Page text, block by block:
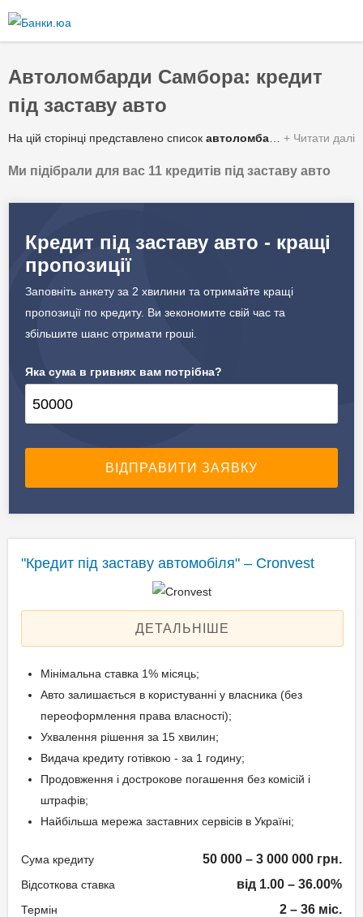
основного
Автоломбарди Самбора: кредит
під заставу авто
На цій сторінці представлено список автоломбардів Самбора з
Зведена таблиця умов за якими можна отримати гроші під заставу автомобіля або спецтехніки від автоломбардів у Самборі:
✔️ Процентна ставка
✔️ Строк кредитування 1 - 5 років
Читати далі
Ми підібрали для вас 11 кредитів під заставу авто
Кредит під заставу авто - кращі
пропозиції
Заповніть анкету за 2 хвилини та отримайте кращі
пропозиції по кредиту. Ви зекономите свій час та
збільшите шанс отримати гроші.
Яка сума в гривнях вам потрібна?
"Кредит під заставу автомобіля" – Cronvest
ДЕТАЛЬНІШЕ
Мінімальна ставка 1% місяць;
Авто залишається в користуванні у власника (без
переоформлення права власності);
Ухвалення рішення за 15 хвилин;
Видача кредиту готівкою - за 1 годину;
Продовження і дострокове погашення без комісій і
штрафів;
Найбільша мережа заставних сервісів в Україні;
Сума кредиту 50 000 – 3 000 000 грн.
Відсоткова ставка від 1.00 – 36.00%
Термін 2 – 36 міс.